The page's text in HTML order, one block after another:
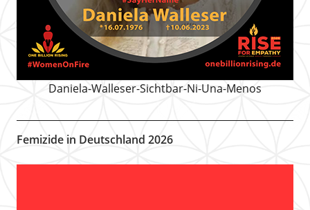
Daniela-Walleser-Sichtbar-Ni-Una-Menos
Femizide in Deutschland 2026